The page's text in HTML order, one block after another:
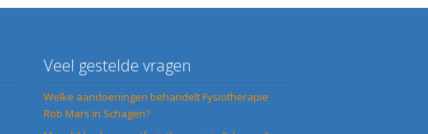
Veel gestelde vragen
Welke aandoeningen behandelt Fysiotherapie
Rob Mars in Schagen?